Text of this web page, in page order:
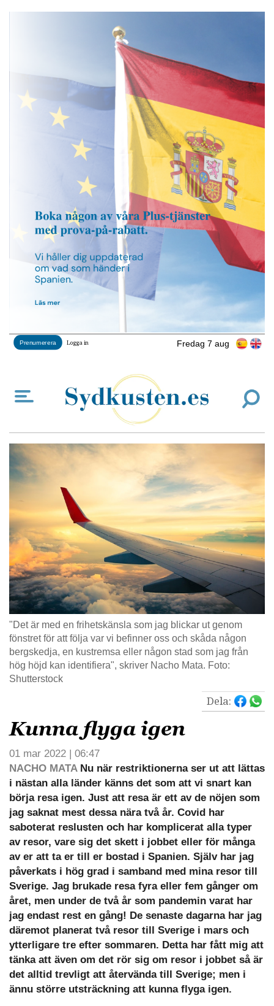
Fredag 7 aug
Prenumerera Logga in
"Det är med en frihetskänsla som jag blickar ut genom
fönstret för att följa var vi befinner oss och skåda någon
bergskedja, en kustremsa eller någon stad som jag från
hög höjd kan identifiera", skriver Nacho Mata. Foto:
Shutterstock
Dela:
Kunna flyga igen
01 mar 2022 | 06:47
NACHO MATANu när restriktionerna ser ut att lättas
i nästan alla länder känns det som att vi snart kan
börja resa igen. Just att resa är ett av de nöjen som
jag saknat mest dessa nära två år. Covid har
saboterat reslusten och har komplicerat alla typer
av resor, vare sig det skett i jobbet eller för många
av er att ta er till er bostad i Spanien. Själv har jag
påverkats i hög grad i samband med mina resor till
Sverige. Jag brukade resa fyra eller fem gånger om
året, men under de två år som pandemin varat har
jag endast rest en gång! De senaste dagarna har jag
däremot planerat två resor till Sverige i mars och
ytterligare tre efter sommaren. Detta har fått mig att
tänka att även om det rör sig om resor i jobbet så är
det alltid trevligt att återvända till Sverige; men i
ännu större utsträckning att kunna flyga igen.